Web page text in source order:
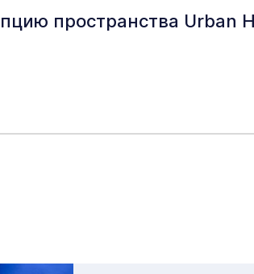
пространства Urban